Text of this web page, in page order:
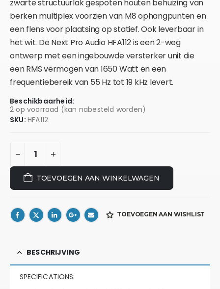
zwarte structuurlak gespoten houten behuizing van
berken multiplex voorzien van M8 ophangpunten en
een flens voor plaatsing op statief. Ook leverbaar in
het wit. De Next Pro Audio HFA112 is een 2-weg
ontwerp met een ingebouwde versterker unit die
een RMS vermogen van 1650 Watt en een
frequentiebereik van 55 Hz tot 19 kHz levert.
Beschikbaarheid:
2 op voorraad (kan nabesteld worden)
SKU: HFA112
TOEVOEGEN AAN WINKELWAGEN
TOEVOEGEN AAN WISHLIST
BESCHRIJVING
SPECIFICATIONS: